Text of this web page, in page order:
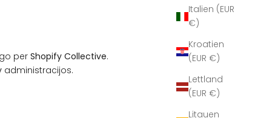
Italien (EUR
€)
Kroatien
(EUR €)
Lettland
(EUR €)
Litauen
per Shopify Collective.
administracijos.